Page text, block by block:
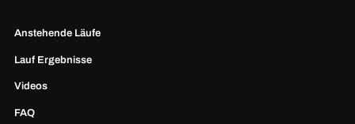
Anstehende Läufe
Lauf Ergebnisse
Videos
FAQ